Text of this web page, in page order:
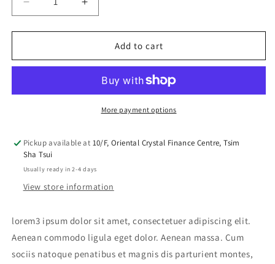
Decrease
quantity
for
Chair
Increase
quantity
for
lorem3
Chair
Add to cart
More payment options
Pickup available at 10/F, Oriental Crystal Finance Centre, Tsim
Sha Tsui
Usually ready in 2-4 days
View store information
lorem3 ipsum dolor sit amet, consectetuer adipiscing elit.
Aenean commodo ligula eget dolor. Aenean massa. Cum
sociis natoque penatibus et magnis dis parturient montes,